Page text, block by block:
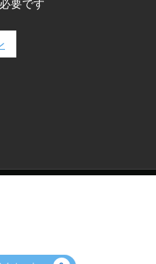
要です